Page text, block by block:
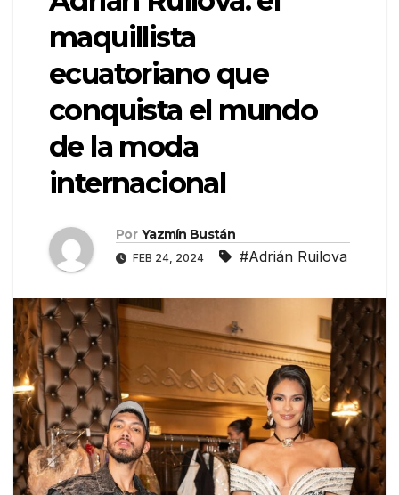
maquillista
ecuatoriano que
conquista el mundo
de la moda
internacional
Por Yazmín Bustán
FEB 24, 2024 #Adrián Ruilova